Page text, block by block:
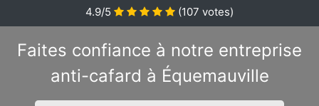
4.9/5
(107 votes)
Faites confiance à notre entreprise
anti-cafard à Équemauville